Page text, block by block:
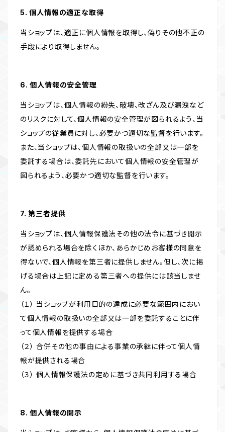
5. 個人情報の適正な取得
当ショップは、適正に個人情報を取得し、偽りその他不正の
手段により取得しません。
6. 個人情報の安全管理
当ショップは、個人情報の紛失、破壊、改ざん及び漏洩など
のリスクに対して、個人情報の安全管理が図られるよう、当
ショップの従業員に対し、必要かつ適切な監督を行います。
また、当ショップは、個人情報の取扱いの全部又は一部を
委託する場合は、委託先において個人情報の安全管理が
図られるよう、必要かつ適切な監督を行います。
7. 第三者提供
当ショップは、個人情報保護法その他の法令に基づき開示
が認められる場合を除くほか、あらかじめお客様の同意を
得ないで、個人情報を第三者に提供しません。但し、次に掲
げる場合は上記に定める第三者への提供には該当しませ
ん。
（１） 当ショップが利用目的の達成に必要な範囲内におい
て個人情報の取扱いの全部又は一部を委託することに伴
って個人情報を提供する場合
（２） 合併その他の事由による事業の承継に伴って個人情
報が提供される場合
（３） 個人情報保護法の定めに基づき共同利用する場合
8. 個人情報の開示